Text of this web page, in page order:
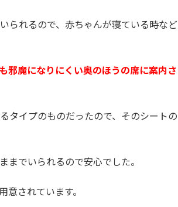
られるので、赤ちゃんが寝ている時など
邪魔になりにくい奥のほうの席に案内さ
タイプのものだったので、そのシートの
までいられるので安心でした。
されています。